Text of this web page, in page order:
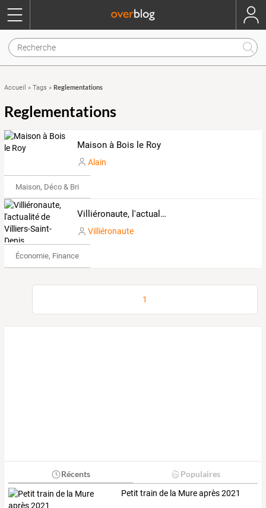
Accueil » Tags » Reglementations
Reglementations
Maison à Bois le Roy
Alain
Maison, Déco & Bricolage
Villiéronaute, l'actualité de Villiers-Saint-Denis
Villiéronaute
Économie, Finance & Droit
1
Récents Populaires
Petit train de la Mure après 2021